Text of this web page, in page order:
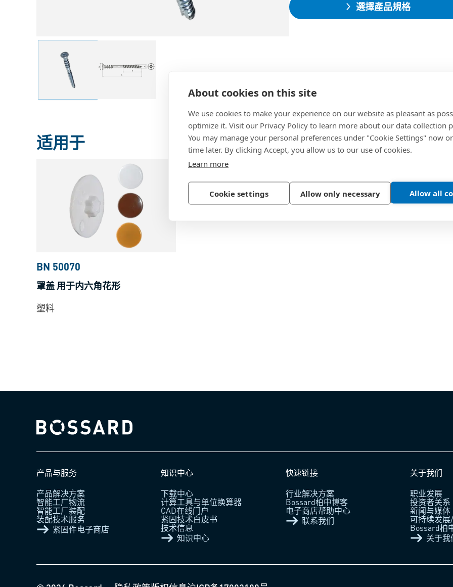
About cookies on this site
We use cookies to make your experience on our website as pleasant as
optimize it. Visit our Privacy Policy to learn more about our data collection
You may manage your personal preferences under "Cookie Settings" now
time later. By clicking Accept, you allow us to our use of cookies.
Learn more
Cookie settings Allow only necessary Allow all
選擇產品規格
适用于
BN 50070
罩盖 用于内六角花形
塑料
Bossard homepage
产品与服务
产品解决方案
智能工厂物流
智能工厂装配
装配技术服务
紧固件电子商店
知识中心
下载中心
计算工具与单位换算器
CAD在线门户
紧固技术白皮书
技术信息
知识中心
快速链接
行业解决方案
Bossard柏中博客
电子商店帮助中心
联系我们
关于我们
职业发展
投资者关系
新闻与媒体
可持续发展
Bossard柏
关于我